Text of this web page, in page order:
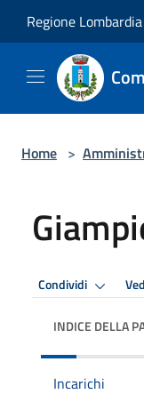
Regione Lombardia
Home >
Condividi
INDICE DELLA
Incarichi